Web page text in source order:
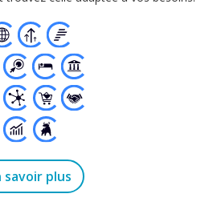
savoir plus